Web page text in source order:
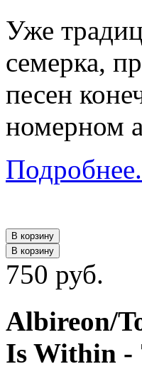
Уже
семерка,
песен
номерном
В корзину
В корзину
750 руб.
Albireon/
Is Within -